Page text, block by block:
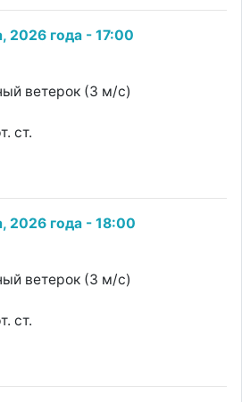
2026 года - 17:00
ветерок (3 м/с)
ст.
2026 года - 18:00
ветерок (3 м/с)
ст.